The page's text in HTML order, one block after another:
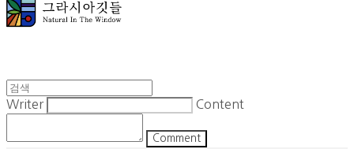
Writer Content
Comment